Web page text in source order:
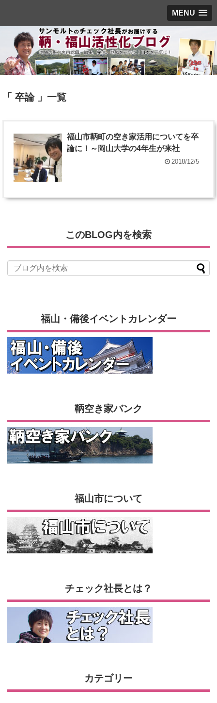
MENU
「 卒論 」一覧
福山市鞆町の空き家活用についてを卒
論に！～岡山大学の4年生が来社
2018/12/5
このBLOG内を検索
福山・備後イベントカレンダー
鞆空き家バンク
福山市について
チェック社長とは？
カテゴリー